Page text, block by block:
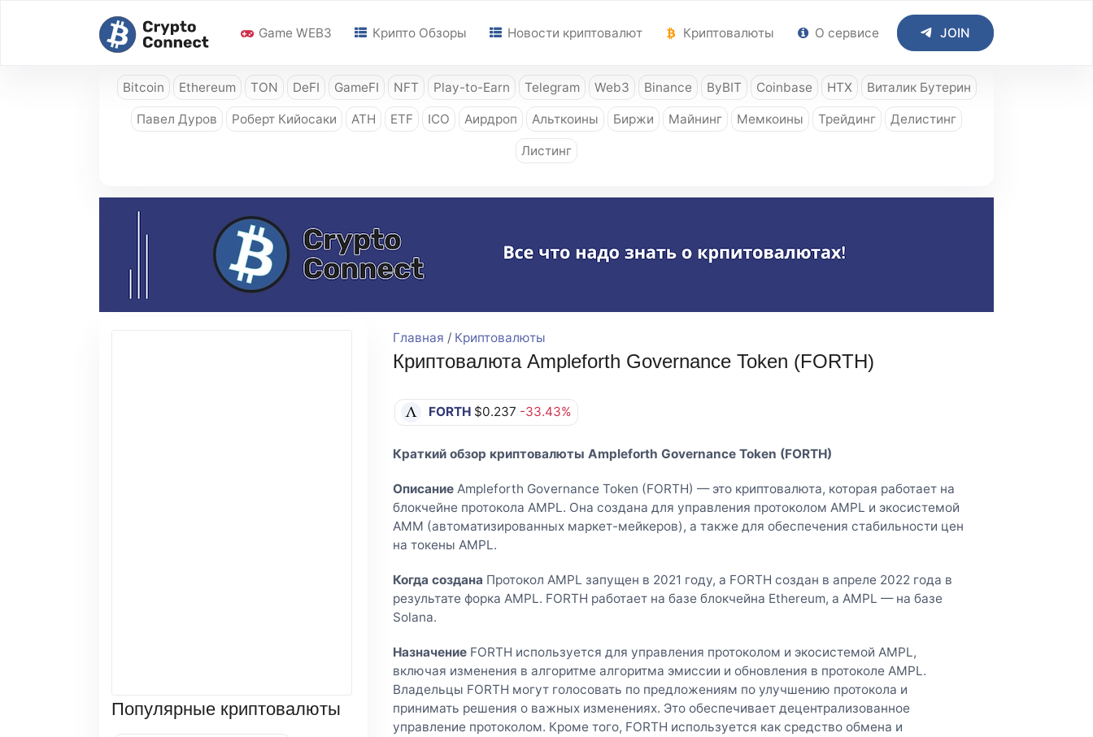
Game WEB3 Крипто Обзоры Новости криптовалют Криптовалюты О сервисе JOIN
Bitcoin Ethereum TON DeFI GameFI NFT Play-to-Earn Telegram Web3 Binance ByBIT Coinbase HTX Виталик Бутерин
Павел Дуров Роберт Кийосаки ATH ETF ICO Аирдроп Альткоины Биржи Майнинг Мемкоины Трейдинг Делистинг
Листинг
Популярные криптовалюты
Главная / Криптовалюты
Криптовалюта Ampleforth Governance Token (FORTH)
FORTH $0.237 -33.43%
Краткий обзор криптовалюты Ampleforth Governance Token (FORTH)
ОписаниеAmpleforth Governance Token (FORTH) — это криптовалюта, которая работает на
блокчейне протокола AMPL. Она создана для управления протоколом AMPL и экосистемой
AMM (автоматизированных маркет-мейкеров), а также для обеспечения стабильности цен
на токены AMPL.
Когда создана Протокол AMPL запущен в 2021 году, а FORTH создан в апреле 2022 года в
результате форка AMPL. FORTH работает на базе блокчейна Ethereum, а AMPL — на базе
Solana.
НазначениеFORTH используется для управления протоколом и экосистемой AMPL,
включая изменения в алгоритме алгоритма эмиссии и обновления в протоколе AMPL.
Владельцы FORTH могут голосовать по предложениям по улучшению протокола и
принимать решения о важных изменениях. Это обеспечивает децентрализованное
управление протоколом. Кроме того, FORTH используется как средство обмена и